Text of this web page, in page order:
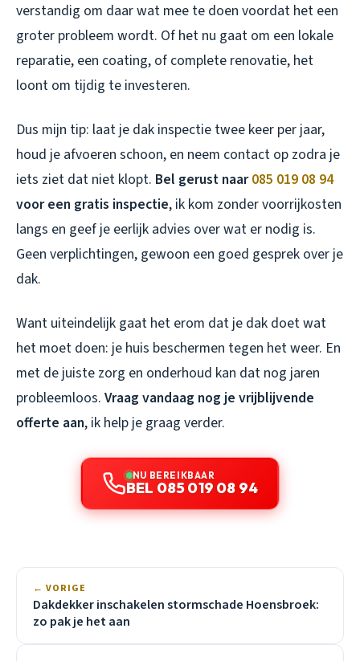
verstandig om daar wat mee te doen voordat het een
groter probleem wordt. Of het nu gaat om een lokale
reparatie, een coating, of complete renovatie, het
loont om tijdig te investeren.
Dus mijn tip: laat je dak inspectie twee keer per jaar,
houd je afvoeren schoon, en neem contact op zodra je
iets ziet dat niet klopt. Bel gerust naar085 019 08 94
voor een gratis inspectie, ik kom zonder voorrijkosten
langs en geef je eerlijk advies over wat er nodig is.
Geen verplichtingen, gewoon een goed gesprek over je
dak.
Want uiteindelijk gaat het erom dat je dak doet wat
het moet doen: je huis beschermen tegen het weer. En
met de juiste zorg en onderhoud kan dat nog jaren
probleemloos. Vraag vandaag nog je vrijblijvende
offerte aan, ik help je graag verder.
NU BEREIKBAAR
BEL 085 019 08 94
← VORIGE
Dakdekker inschakelen stormschade Hoensbroek:
zo pak je het aan